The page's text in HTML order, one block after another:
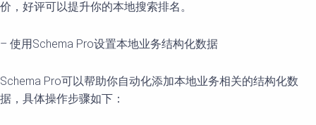
价，好评可以提升你的本地搜索排名。
– 使用Schema Pro设置本地业务结构化数据
Schema Pro可以帮助你自动化添加本地业务相关的结构化数
据，具体操作步骤如下：